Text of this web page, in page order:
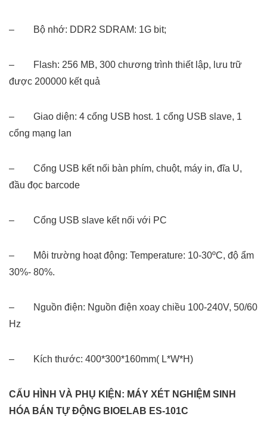
– Bộ nhớ: DDR2 SDRAM: 1G bit;
– Flash: 256 MB, 300 chương trình thiết lập, lưu trữ
được 200000 kết quả
– Giao diện: 4 cổng USB host. 1 cổng USB slave, 1
cổng mạng lan
– Cổng USB kết nối bàn phím, chuột, máy in, đĩa U,
đầu đọc barcode
– Cổng USB slave kết nối với PC
– Môi trường hoạt động: Temperature: 10-30ºC, độ ẩm
30%- 80%.
– Nguồn điện: Nguồn điện xoay chiều 100-240V, 50/60
Hz
– Kích thước: 400*300*160mm( L*W*H)
CẤU HÌNH VÀ PHỤ KIỆN: MÁY XÉT NGHIỆM SINH
HÓA BÁN TỰ ĐỘNG BIOELAB ES-101C